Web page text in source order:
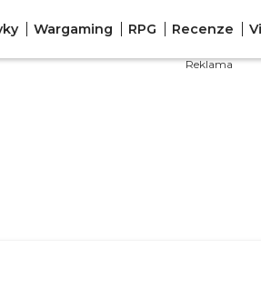
Wargaming RPG Recenze